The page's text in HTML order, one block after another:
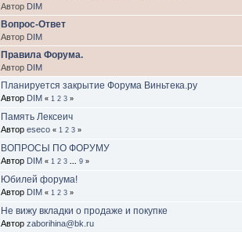
Автор DIM
Вопрос-Ответ
Автор DIM
Правила Форума.
Автор DIM
Планируется закрытие Форума Виньтека.ру
Автор DIM « 1 2 3 »
Память Лексеич
Автор eseco « 1 2 3 »
ВОПРОСЫ ПО ФОРУМУ
Автор DIM « 1 2 3 9 »
Юбилей форума!
Автор DIM « 1 2 3 »
Не вижу вкладки о продаже и покупке
Автор zaborihina@bk.ru